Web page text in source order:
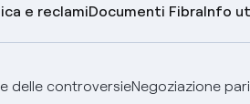
e reclamiDocumenti FibraInfo
delle controversieNegoziazione